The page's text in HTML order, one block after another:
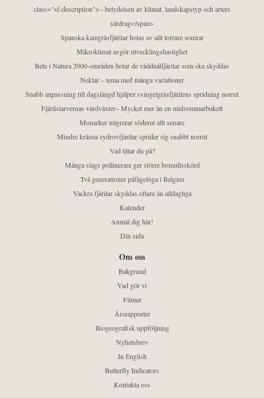
class="sf-description">– betydelsen av klimat, landskapstyp och arters
särdrag</span>
Spanska kamgräsfjärilar hotas av allt torrare somrar
Mikroklimat avgör utvecklingshastighet
Bete i Natura 2000-områden hotar de väddnätfjärilar som ska skyddas
Nektar – tema med många variationer
Snabb anpassning till dagslängd hjälper svingelgräsfjärilens spridning norrut
Fjärilslarvernas värdväxter– Mycket mer än en midsommarbukett
Monarker migrerar söderut allt senare
Mindre kräsna sydrovfjärilar sprider sig snabbt norrut
Vad tittar du på?
Många slags pollinerare ger större bomullsskörd
Två generationer påfågelöga i Belgien
Vackra fjärilar skyddas oftare än alldagliga
Kalender
Anmäl dig här!
Din sida
Om oss
Bakgrund
Vad gör vi
Filmer
Årsrapporter
Biogeografisk uppföljning
Nyhetsbrev
In English
Butterfly Indicators
Kontakta oss